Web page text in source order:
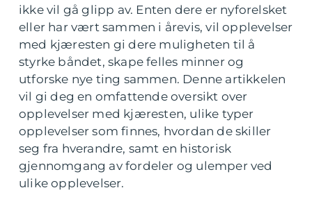
ikke vil gå glipp av. Enten dere er nyforelsket
eller har vært sammen i årevis, vil opplevelser
med kjæresten gi dere muligheten til å
styrke båndet, skape felles minner og
utforske nye ting sammen. Denne artikkelen
vil gi deg en omfattende oversikt over
opplevelser med kjæresten, ulike typer
opplevelser som finnes, hvordan de skiller
seg fra hverandre, samt en historisk
gjennomgang av fordeler og ulemper ved
ulike opplevelser.